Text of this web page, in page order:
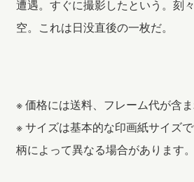
遭遇。すぐに撮影したという。刻
空。これは日没直後の一枚だ。
※ 価格には送料、フレーム代が含ま
※ サイズは基本的な印画紙サイズ
柄によって異なる場合があります。